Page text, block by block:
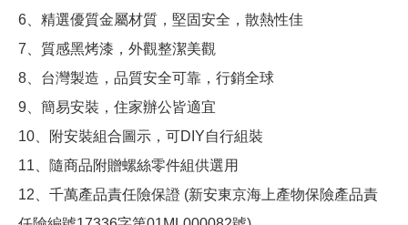
6、精選優質金屬材質，堅固安全，散熱性佳
7、質感黑烤漆，外觀整潔美觀
8、台灣製造，品質安全可靠，行銷全球
9、簡易安裝，住家辦公皆適宜
10、附安裝組合圖示，可DIY自行組裝
11、隨商品附贈螺絲零件組供選用
12、千萬產品責任險保證 (新安東京海上產物保險產品責